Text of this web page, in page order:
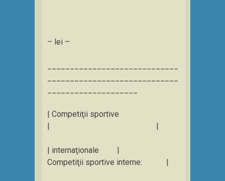
– lei –
| Competiţii sportive
| |
| internaţionale |
Competiţii sportive interne: |